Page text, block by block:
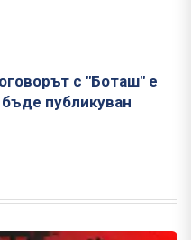
с "Боташ" е
публикуван